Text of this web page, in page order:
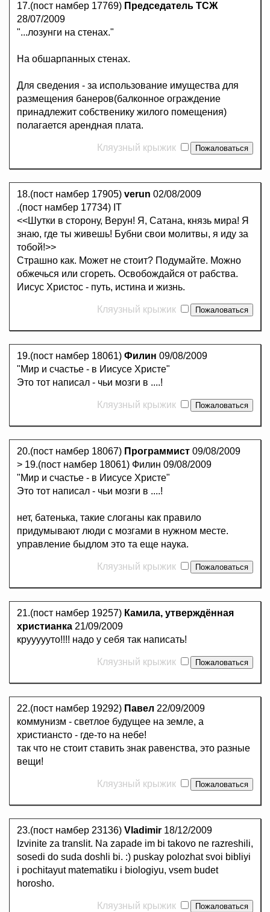
17.(пост намбер 17769) Председатель ТСЖ
28/07/2009
"...лозунги на стенах."
На обшарпанных стенах.
Для сведения - за использование имущества для
размещения банеров(балконное ограждение
принадлежит собственику жилого помещения)
полагается арендная плата.
Кляузный крыжик
18.(пост намбер 17905) verun 02/08/2009
.(пост намбер 17734) IT
<<Шутки в сторону, Верун! Я, Сатана, князь мира! Я
знаю, где ты живешь! Бубни свои молитвы, я иду за
тобой!>>
Страшно как. Может не стоит? Подумайте. Можно
обжечься или сгореть. Освобождайся от рабства.
Иисус Христос - путь, истина и жизнь.
Кляузный крыжик
19.(пост намбер 18061) Филин 09/08/2009
"Мир и счастье - в Иисусе Христе"
Это тот написал - чьи мозги в ....!
Кляузный крыжик
20.(пост намбер 18067) Программист 09/08/2009
> 19.(пост намбер 18061) Филин 09/08/2009
"Мир и счастье - в Иисусе Христе"
Это тот написал - чьи мозги в ....!
нет, батенька, такие слоганы как правило
придумывают люди с мозгами в нужном месте.
управление быдлом это та еще наука.
Кляузный крыжик
21.(пост намбер 19257) Камила, утверждённая
христианка 21/09/2009
круууууто!!!! надо у себя так написать!
Кляузный крыжик
22.(пост намбер 19292) Павел 22/09/2009
коммунизм - светлое будущее на земле, а
христиансто - где-то на небе!
так что не стоит ставить знак равенства, это разные
вещи!
Кляузный крыжик
23.(пост намбер 23136) Vladimir 18/12/2009
Izvinite za translit. Na zapade im bi takovo ne razreshili,
sosedi do suda doshli bi. :) puskay polozhat svoi bibliyi
i pochitayut matematiku i biologiyu, vsem budet
horosho.
Кляузный крыжик